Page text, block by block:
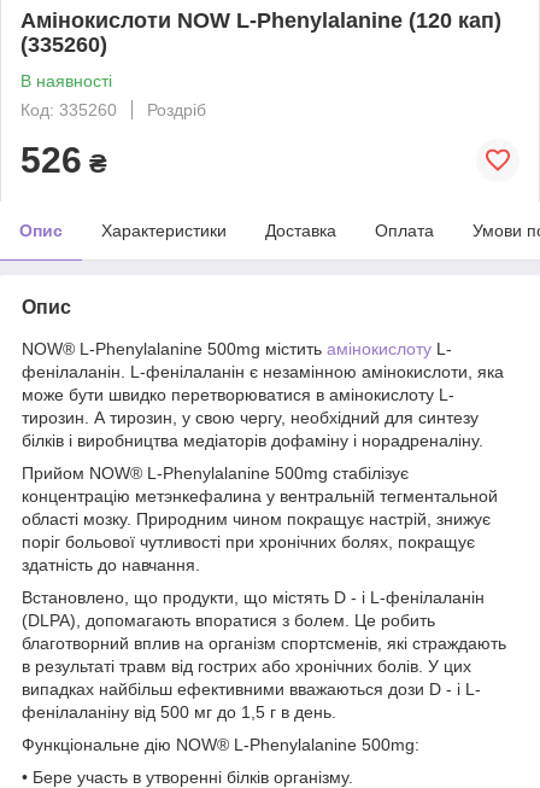
Амінокислоти NOW L-Phenylalanine (120 кап)
(335260)
В наявності
Код: 335260
Роздріб
526 ₴
Опис Характеристики Доставка Оплата Умови
Опис
NOW® L-Phenylalanine 500mg містить амінокислоту L-
фенілаланін. L-фенілаланін є незамінною амінокислоти, яка
може бути швидко перетворюватися в амінокислоту L-
тирозин. А тирозин, у свою чергу, необхідний для синтезу
білків і виробництва медіаторів дофаміну і норадреналіну.
Прийом NOW® L-Phenylalanine 500mg стабілізує
концентрацію метэнкефалина у вентральній тегментальной
області мозку. Природним чином покращує настрій, знижує
поріг больової чутливості при хронічних болях, покращує
здатність до навчання.
Встановлено, що продукти, що містять D - і L-фенілаланін
(DLPA), допомагають впоратися з болем. Це робить
благотворний вплив на організм спортсменів, які страждають
в результаті травм від гострих або хронічних болів. У цих
випадках найбільш ефективними вважаються дози D - і L-
фенілаланіну від 500 мг до 1,5 г в день.
Функціональне дію NOW® L-Phenylalanine 500mg:
• Бере участь в утворенні білків організму.